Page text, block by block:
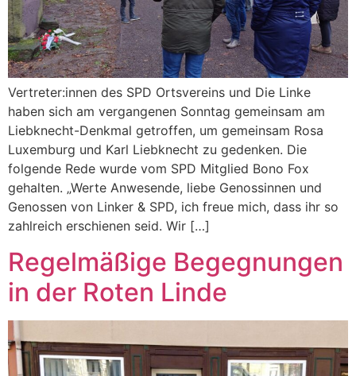
Vertreter:innen des SPD Ortsvereins und Die Linke
haben sich am vergangenen Sonntag gemeinsam am
Liebknecht-Denkmal getroffen, um gemeinsam Rosa
Luxemburg und Karl Liebknecht zu gedenken. Die
folgende Rede wurde vom SPD Mitglied Bono Fox
gehalten. „Werte Anwesende, liebe Genossinnen und
Genossen von Linker & SPD, ich freue mich, dass ihr so
zahlreich erschienen seid. Wir […]
Regelmäßige Begegnungen
in der Roten Linde